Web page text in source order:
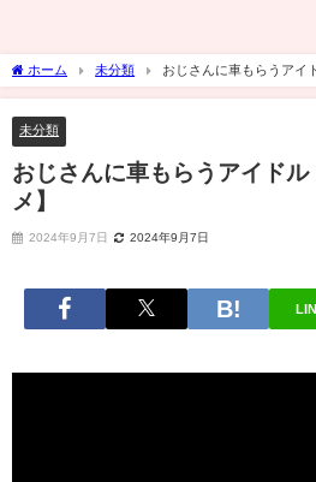
ホーム 未分類 おじさんに車もらうアイ
未分類
おじさんに車もらうアイド
メ】
2024年9月7日 2024年9月7日